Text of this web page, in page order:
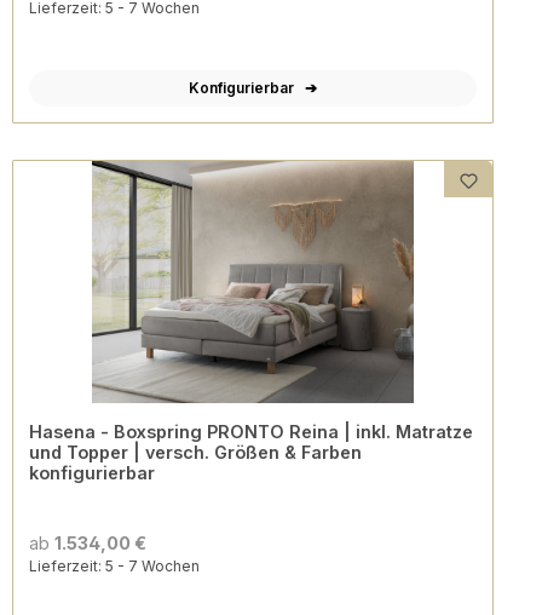
Lieferzeit: 5 - 7 Wochen
Konfigurierbar
Hasena - Boxspring PRONTO Reina | inkl. Matratze
und Topper | versch. Größen & Farben
konfigurierbar
ab 1.534,00 €
Lieferzeit: 5 - 7 Wochen